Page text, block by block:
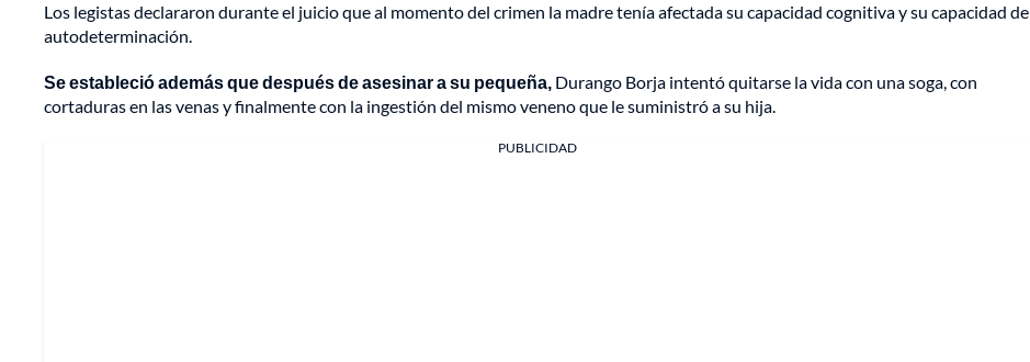
Los legistas declararon durante el juicio que al momento del crimen la madre tenía afectada su capacidad cognitiva y su capacidad de
autodeterminación.
Se estableció además que después de asesinar a su pequeña, Durango Borja intentó quitarse la vida con una soga, con
cortaduras en las venas y finalmente con la ingestión del mismo veneno que le suministró a su hija.
PUBLICIDAD